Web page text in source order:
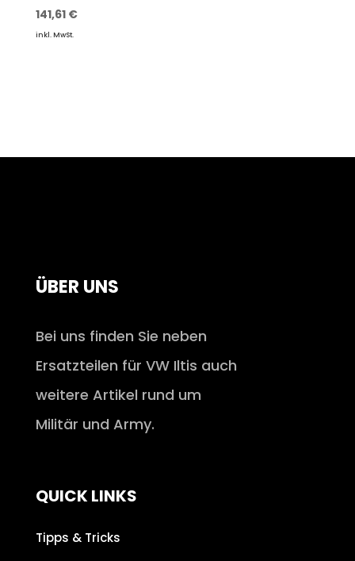
141,61 €
inkl. MwSt.
ÜBER UNS
Bei uns finden Sie neben
Ersatzteilen für VW Iltis auch
weitere Artikel rund um
Militär und Army.
QUICK LINKS
Tipps & Tricks